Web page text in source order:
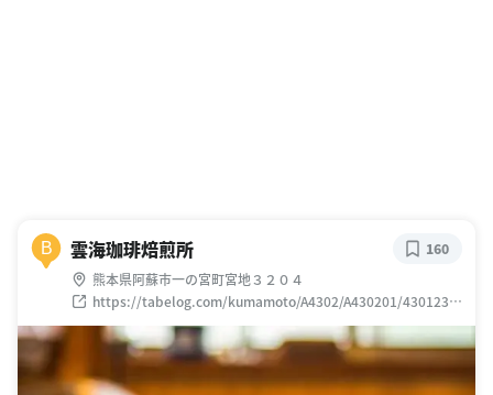
B 雲海珈琲焙煎所
熊本県阿蘇市一の宮町宮地３２０４
https://tabelog.com/kumamoto/A4302/A430201/4301236
0/
160